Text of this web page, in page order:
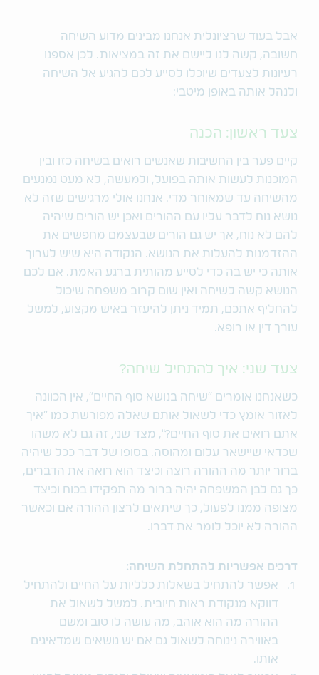
אבל בעוד שרציונלית אנחנו מבינים מדוע השיחה
חשובה, קשה לנו ליישם את זה במציאות. לכן אספנו
רעיונות לצעדים שיוכלו לסייע לכם להגיע אל השיחה
ולנהל אותה באופן מיטבי:
צעד ראשון: הכנה
קיים פער בין החשיבות שאנשים רואים בשיחה כזו ובין
המוכנות לעשות אותה בפועל, ולמעשה, לא מעט נמנעים
מהשיחה עד שמאוחר מדי. אנחנו אולי מרגישים שזה לא
נושא נוח לדבר עליו עם ההורים ואכן יש הורים שיהיה
להם לא נוח, אך יש גם הורים שבעצמם מחפשים את
ההזדמנות להעלות את הנושא. הנקודה היא שיש לערוך
אותה כי יש בה כדי לסייע מהותית ברגע האמת. אם לכם
הנושא קשה לשיחה ואין שום קרוב משפחה שיכול
להחליף אתכם, תמיד ניתן להיעזר באיש מקצוע, למשל
עורך דין או רופא.
צעד שני: איך להתחיל שיחה?
כשאנחנו אומרים "שיחה בנושא סוף החיים", אין הכוונה
לאזור אומץ כדי לשאול אותם שאלה מפורשת כמו "איך
אתם רואים את סוף החיים?", מצד שני, זה גם לא משהו
שכדאי שיישאר עלום ומהוסה. בסופו של דבר ככל שיהיה
ברור יותר מה ההורה רוצה וכיצד הוא רואה את הדברים,
כך גם לבן המשפחה יהיה ברור מה תפקידו בכוח וכיצד
מצופה ממנו לפעול, כך שיתאים לרצון ההורה אם וכאשר
ההורה לא יוכל לומר את דברו.
דרכים אפשריות להתחלת השיחה:
אפשר להתחיל בשאלות כלליות על החיים ולהתחיל
דווקא מנקודת ראות חיובית. למשל לשאול את
ההורה מה הוא אוהב, מה עושה לו טוב ומשם
באווירה נינוחה לשאול גם אם יש נושאים שמדאיגים
אותו.